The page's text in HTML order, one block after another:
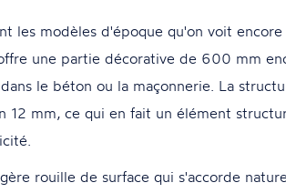
modèles d'époque qu'on voit encore
une partie décorative de 600 mm
le béton ou la maçonnerie. La
12 mm, ce qui en fait un élément
rouille de surface qui s'accorde